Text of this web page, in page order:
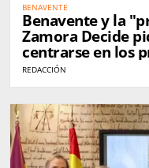
BENAVENTE
Benavente y la
Zamora Decide
centrarse en los
REDACCIÓN